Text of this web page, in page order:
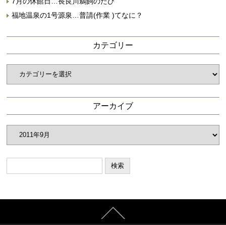
福地温泉の1号源泉…普請(作業 )てなに？
カテゴリー
カ
リ
アーカイブ
ア
イ